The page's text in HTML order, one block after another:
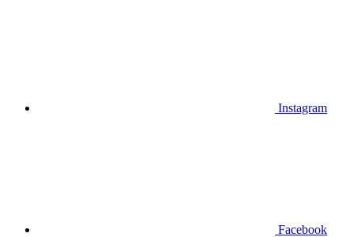
Instagram
Facebook